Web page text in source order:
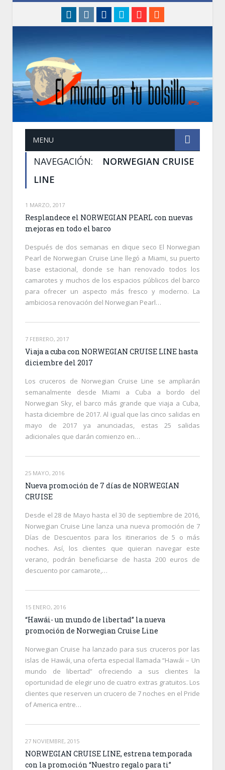
linkedininstagram
Facebook
TwitterGoogle+
MENU
NAVEGACIÓN:
NORWEGIAN CRUISE
LINE
1 MARZO, 2017
Resplandece el NORWEGIAN PEARL con nuevas
mejoras en todo el barco
Después de dos semanas en dique seco El Norwegian
Pearl de Norwegian Cruise Line llegó a Miami, su puerto
base estacional, donde se han renovado todos los
camarotes y muchos de los espacios públicos del barco
para ofrecer un aspecto más fresco y moderno. La
ambiciosa renovación del Norwegian Pearl…
7 FEBRERO, 2017
Viaja a cuba con NORWEGIAN CRUISE LINE hasta
diciembre del 2017
Los cruceros de Norwegian Cruise Line se ampliarán
semanalmente desde Miami a Cuba a bordo del
Norwegian Sky, el barco más grande que viaja a Cuba,
hasta diciembre de 2017. Al igual que las cinco salidas en
mayo de 2017 ya anunciadas, estas 25 salidas
adicionales que darán comienzo en…
25 MAYO, 2016
Nueva promoción de 7 días de NORWEGIAN
CRUISE
Desde el 28 de Mayo hasta el 30 de septiembre de 2016,
Norwegian Cruise Line lanza una nueva promoción de 7
Días de Descuentos para los itinerarios de 5 o más
noches. Así, los clientes que quieran navegar este
verano, podrán beneficiarse de hasta 200 euros de
descuento por camarote,…
15 ENERO, 2016
“Hawái- un mundo de libertad” la nueva
promoción de Norwegian Cruise Line
Norwegian Cruise ha lanzado para sus cruceros por las
islas de Hawái, una oferta especial llamada “Hawái – Un
mundo de libertad” ofreciendo a sus clientes la
oportunidad de elegir uno de cuatro extras gratuitos. Los
clientes que reserven un crucero de 7 noches en el Pride
of America entre…
27 NOVIEMBRE, 2015
NORWEGIAN CRUISE LINE, estrena temporada
con la promoción “Nuestro regalo para ti”